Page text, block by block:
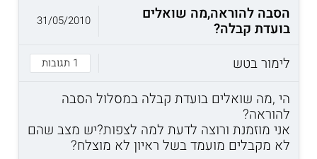
הסבה להוראה,מה שואלים
בועדת קבלה?
לימור בטש
1 תגובות
31/05/2010
הי ,מה שואלים בועדת קבלה במסלול הסבה
להוראה?
אני מוזמנת ורוצה לדעת למה לצפות?יש מצב שהם
לא מקבלים מועמד בשל ראיון לא מוצלח?